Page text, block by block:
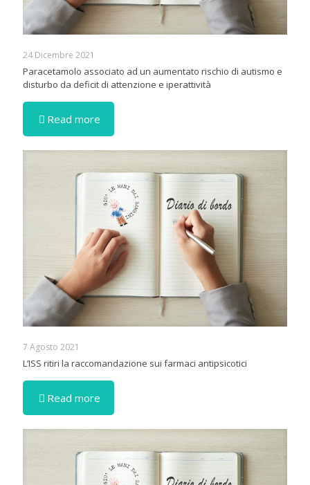
24 Dicembre 2021
Paracetamolo associato ad un aumentato rischio di autismo e
disturbo da deficit di attenzione e iperattività
Read more
7 Agosto 2021
L’ISS ritiri la raccomandazione sui farmaci antipsicotici
Read more